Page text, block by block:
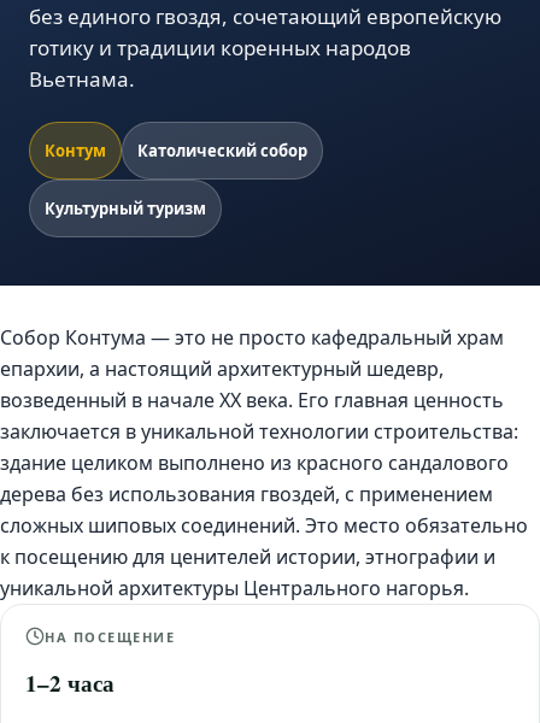
без единого гвоздя, сочетающий европейскую
готику и традиции коренных народов
Вьетнама.
Контум Католический собор
Культурный туризм
Собор Контума — это не просто кафедральный храм
епархии, а настоящий архитектурный шедевр,
возведенный в начале XX века. Его главная ценность
заключается в уникальной технологии строительства:
здание целиком выполнено из красного сандалового
дерева без использования гвоздей, с применением
сложных шиповых соединений. Это место обязательно
к посещению для ценителей истории, этнографии и
уникальной архитектуры Центрального нагорья.
НА ПОСЕЩЕНИЕ
1–2 часа